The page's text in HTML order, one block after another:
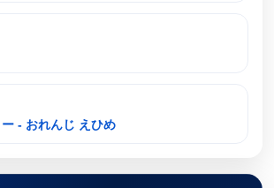
- おれんじ えひめ